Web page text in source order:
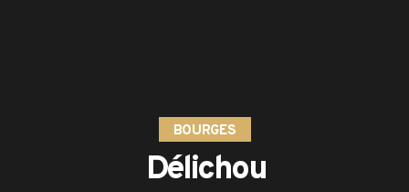
BOURGES
Délichou